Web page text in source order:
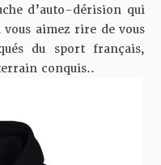
d’auto-dérision qui
aimez rire de vous
du sport français,
conquis..